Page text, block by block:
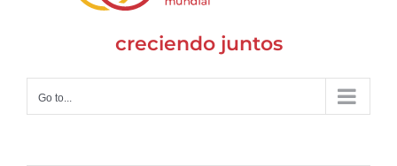
creciendo juntos
Go to...